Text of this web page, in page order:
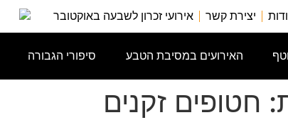
יצירת קשר אירועי זכרון לשבעה באוקטובר
האירועים במסיבת הטבע סיפורי הגבורה
חטופים זקנים